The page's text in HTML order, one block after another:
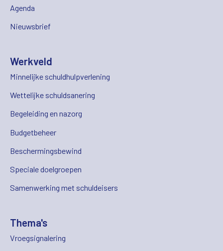
Agenda
Nieuwsbrief
Werkveld
Minnelijke schuldhulpverlening
Wettelijke schuldsanering
Begeleiding en nazorg
Budgetbeheer
Beschermingsbewind
Speciale doelgroepen
Samenwerking met schuldeisers
Thema's
Vroegsignalering